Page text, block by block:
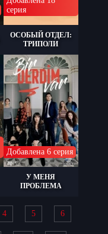
серия
ОСОБЫЙ ОТДЕЛ:
ТРИПОЛИ
Добавлена 6 серия
У МЕНЯ
ПРОБЛЕМА
4 5 6